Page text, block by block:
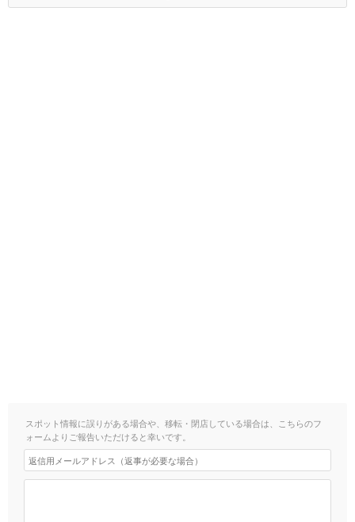
スポット情報に誤りがある場合や、移転・閉店している場合は、こちらのフ
ォームよりご報告いただけると幸いです。